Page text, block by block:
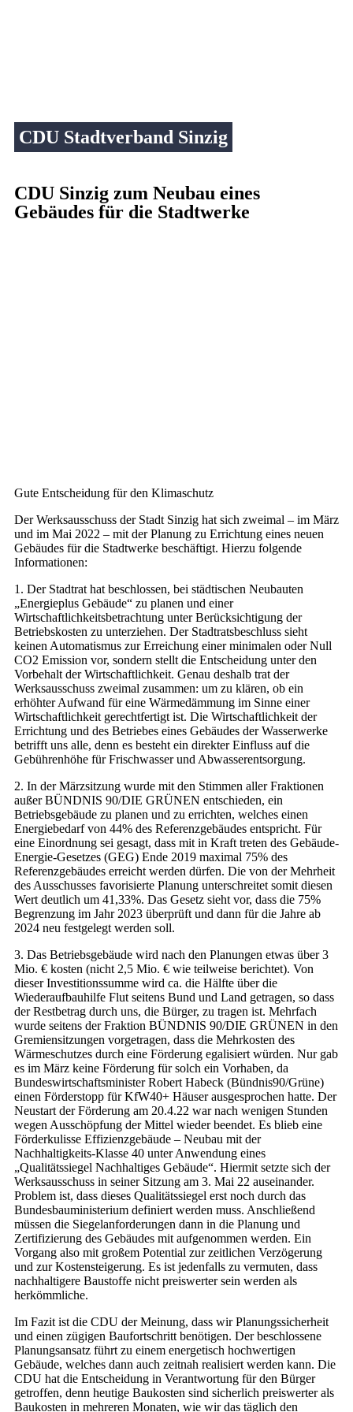
CDU Stadtverband Sinzig
CDU Sinzig zum Neubau eines
Gebäudes für die Stadtwerke
Gute Entscheidung für den Klimaschutz
Der Werksausschuss der Stadt Sinzig hat sich zweimal – im März
und im Mai 2022 – mit der Planung zu Errichtung eines neuen
Gebäudes für die Stadtwerke beschäftigt. Hierzu folgende
Informationen:
1. Der Stadtrat hat beschlossen, bei städtischen Neubauten
„Energieplus Gebäude“ zu planen und einer
Wirtschaftlichkeitsbetrachtung unter Berücksichtigung der
Betriebskosten zu unterziehen. Der Stadtratsbeschluss sieht
keinen Automatismus zur Erreichung einer minimalen oder Null
CO2 Emission vor, sondern stellt die Entscheidung unter den
Vorbehalt der Wirtschaftlichkeit. Genau deshalb trat der
Werksausschuss zweimal zusammen: um zu klären, ob ein
erhöhter Aufwand für eine Wärmedämmung im Sinne einer
Wirtschaftlichkeit gerechtfertigt ist. Die Wirtschaftlichkeit der
Errichtung und des Betriebes eines Gebäudes der Wasserwerke
betrifft uns alle, denn es besteht ein direkter Einfluss auf die
Gebührenhöhe für Frischwasser und Abwasserentsorgung.
2. In der Märzsitzung wurde mit den Stimmen aller Fraktionen
außer BÜNDNIS 90/DIE GRÜNEN entschieden, ein
Betriebsgebäude zu planen und zu errichten, welches einen
Energiebedarf von 44% des Referenzgebäudes entspricht. Für
eine Einordnung sei gesagt, dass mit in Kraft treten des Gebäude-
Energie-Gesetzes (GEG) Ende 2019 maximal 75% des
Referenzgebäudes erreicht werden dürfen. Die von der Mehrheit
des Ausschusses favorisierte Planung unterschreitet somit diesen
Wert deutlich um 41,33%. Das Gesetz sieht vor, dass die 75%
Begrenzung im Jahr 2023 überprüft und dann für die Jahre ab
2024 neu festgelegt werden soll.
3. Das Betriebsgebäude wird nach den Planungen etwas über 3
Mio. € kosten (nicht 2,5 Mio. € wie teilweise berichtet). Von
dieser Investitionssumme wird ca. die Hälfte über die
Wiederaufbauhilfe Flut seitens Bund und Land getragen, so dass
der Restbetrag durch uns, die Bürger, zu tragen ist. Mehrfach
wurde seitens der Fraktion BÜNDNIS 90/DIE GRÜNEN in den
Gremiensitzungen vorgetragen, dass die Mehrkosten des
Wärmeschutzes durch eine Förderung egalisiert würden. Nur gab
es im März keine Förderung für solch ein Vorhaben, da
Bundeswirtschaftsminister Robert Habeck (Bündnis90/Grüne)
einen Förderstopp für KfW40+ Häuser ausgesprochen hatte. Der
Neustart der Förderung am 20.4.22 war nach wenigen Stunden
wegen Ausschöpfung der Mittel wieder beendet. Es blieb eine
Förderkulisse Effizienzgebäude – Neubau mit der
Nachhaltigkeits-Klasse 40 unter Anwendung eines
„Qualitätssiegel Nachhaltiges Gebäude“. Hiermit setzte sich der
Werksausschuss in seiner Sitzung am 3. Mai 22 auseinander.
Problem ist, dass dieses Qualitätssiegel erst noch durch das
Bundesbauministerium definiert werden muss. Anschließend
müssen die Siegelanforderungen dann in die Planung und
Zertifizierung des Gebäudes mit aufgenommen werden. Ein
Vorgang also mit großem Potential zur zeitlichen Verzögerung
und zur Kostensteigerung. Es ist jedenfalls zu vermuten, dass
nachhaltigere Baustoffe nicht preiswerter sein werden als
herkömmliche.
Im Fazit ist die CDU der Meinung, dass wir Planungssicherheit
und einen zügigen Baufortschritt benötigen. Der beschlossene
Planungsansatz führt zu einem energetisch hochwertigen
Gebäude, welches dann auch zeitnah realisiert werden kann. Die
CDU hat die Entscheidung in Verantwortung für den Bürger
getroffen, denn heutige Baukosten sind sicherlich preiswerter als
Baukosten in mehreren Monaten, wie wir das täglich den